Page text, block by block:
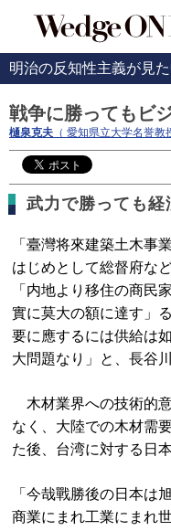
明治の反知性主義が見た
戦争に勝ってもビ
樋泉克夫 （ 愛知県立大学名誉教
武力で勝っても
「臺灣将來建築土木事
はじめとして総督府な
「内地より移住の商民
實に莫大の額に達す」
要に應するには供給は
大問題なり」と、長谷
木材業界への技術的
なく、大陸での木材需
た後、台湾に対する日
「今哉戰勝後の日本は
商業にまれ工業にまれ